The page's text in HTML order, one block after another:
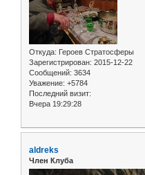
Откуда: Героев Стратосферы
Зарегистрирован: 2015-12-22
Сообщений: 3634
Уважение: +5784
Последний визит:
Вчера 19:29:28
aldreks
Член Клуба